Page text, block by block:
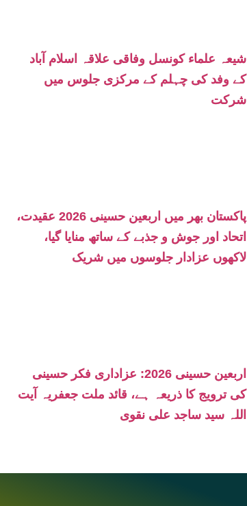
شیعہ علماء کونسل وفاقی علاقہ اسلام آباد
کے وفد کی چہلم کے مرکزی جلوس میں
شرکت
پاکستان بھر میں اربعین حسینی 2026 عقیدت،
اتحاد اور جوش و جذبے کے ساتھ منایا گیا،
لاکھوں عزادار جلوسوں میں شریک
اربعین حسینی 2026: عزاداری فکر حسینی
کی ترویج کا ذریعہ ہے، قائد ملت جعفریہ آیت
اللہ سید ساجد علی نقوی